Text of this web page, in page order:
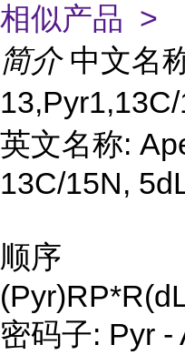
相似产品 >
简介 中文名
英文名称:
13C/15N,
顺序
密码子: Pyr -